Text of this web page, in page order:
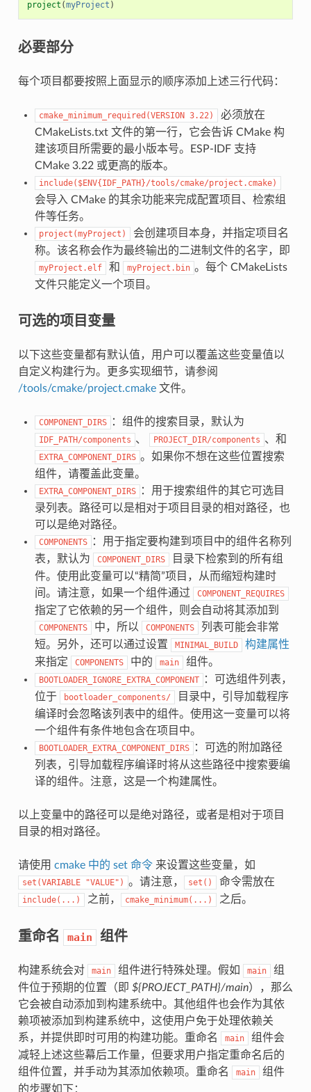
project (myProject )
必要部分
每个项目都要按照上面显示的顺序添加上述三行代码：
cmake_minimum_required(VERSION 3.22)
必须放在
CMakeLists.txt 文件的第一行，它会告诉 CMake 构
建该项目所需要的最小版本号。ESP-IDF 支持
CMake 3.22 或更高的版本。
include($ENV{IDF_PATH}/tools/cmake/project.cmake)
会导入 CMake 的其余功能来完成配置项目、检索组
件等任务。
project(myProject)
会创建项目本身，并指定项目名
称。该名称会作为最终输出的二进制文件的名字，即
myProject.elf 和 myProject.bin 。每个 CMakeLists
文件只能定义一个项目。
可选的项目变量
以下这些变量都有默认值，用户可以覆盖这些变量值以
自定义构建行为。更多实现细节，请参阅
/tools/cmake/project.cmake文件。
COMPONENT_DIRS ：组件的搜索目录，默认为
IDF_PATH/components 、 PROJECT_DIR/components 、和
EXTRA_COMPONENT_DIRS 。如果你不想在这些位置搜索
组件，请覆盖此变量。
EXTRA_COMPONENT_DIRS
：用于搜索组件的其它可选目
录列表。路径可以是相对于项目目录的相对路径，也
可以是绝对路径。
COMPONENTS
：用于指定要构建到项目中的组件名称列
表，默认为
COMPONENT_DIRS
目录下检索到的所有组
件。使用此变量可以“精简”项目，从而缩短构建时
间。请注意，如果一个组件通过
COMPONENT_REQUIRES
指定了它依赖的另一个组件，则会自动将其添加到
COMPONENTS 中，所以 COMPONENTS
列表可能会非常
短。另外，还可以通过设置
MINIMAL_BUILD
构建属性
来指定
COMPONENTS 中的 main 组件。
BOOTLOADER_IGNORE_EXTRA_COMPONENT
：可选组件列表，
位于
bootloader_components/
目录中，引导加载程序
编译时会忽略该列表中的组件。使用这一变量可以将
一个组件有条件地包含在项目中。
BOOTLOADER_EXTRA_COMPONENT_DIRS
：可选的附加路径
列表，引导加载程序编译时将从这些路径中搜索要编
译的组件。注意，这是一个构建属性。
以上变量中的路径可以是绝对路径，或者是相对于项目
目录的相对路径。
请使用 cmake 中的 set 命令来设置这些变量，如
set(VARIABLE "VALUE") 。请注意， set() 命令需放在
include(...) 之前， cmake_minimum(...) 之后。
重命名 main 组件
构建系统会对 main 组件进行特殊处理。假如 main
组
件位于预期的位置（即 ${PROJECT_PATH}/main），那么
它会被自动添加到构建系统中。其他组件也会作为其依
赖项被添加到构建系统中，这使用户免于处理依赖关
系，并提供即时可用的构建功能。重命名
main
组件会
减轻上述这些幕后工作量，但要求用户指定重命名后的
组件位置，并手动为其添加依赖项。重命名
main
组件
的步骤如下：